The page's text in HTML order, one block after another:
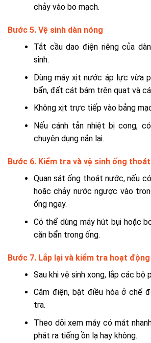
chảy vào bo mạch.
Bước 5. Vệ sinh dàn nóng
Tắt cầu dao điện riêng của
sinh.
Dùng máy xịt nước áp lực vừa
bẩn, đất cát bám trên quạt và
Không xịt trực tiếp vào bảng
Nếu cánh tản nhiệt bị cong,
chuyên dụng nắn lại.
Bước 6. Kiểm tra và vệ sinh ống
Quan sát ống thoát nước, nếu
hoặc chảy nước ngược vào
ống ngay.
Có thể dùng máy hút bụi hoặc
cặn bẩn trong ống.
Bước 7. Lắp lại và kiểm tra hoạt động
Sau khi vệ sinh xong, lắp các bộ
Cắm điện, bật điều hòa ở chế
tra.
Theo dõi xem máy có mát
phát ra tiếng ồn lạ hay không.